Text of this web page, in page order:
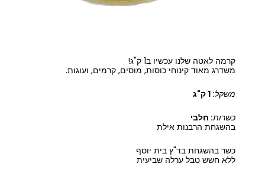
קרמה לאטה שלנו עכשיו ב1 ק"ג!
משדרג מאוד קינוחי כוסות, מוסים, קרמים, ועוגות.
משקל: 1 ק"ג
כשרות: חלבי
בהשגחת הרבנות אילת
כשר בהשגחת בד"ץ בית יוסף
ללא חשש טבל ערלה שביעית